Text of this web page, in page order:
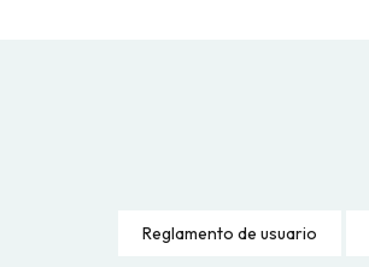
Reglamento de usuario